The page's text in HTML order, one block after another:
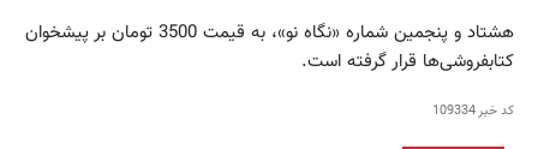
هشتاد و پنجمین شماره «نگاه نو»، به قیمت 3500 تومان بر پیشخوان
کتابفروشی‌ها قرار گرفته است.
کد خبر109334